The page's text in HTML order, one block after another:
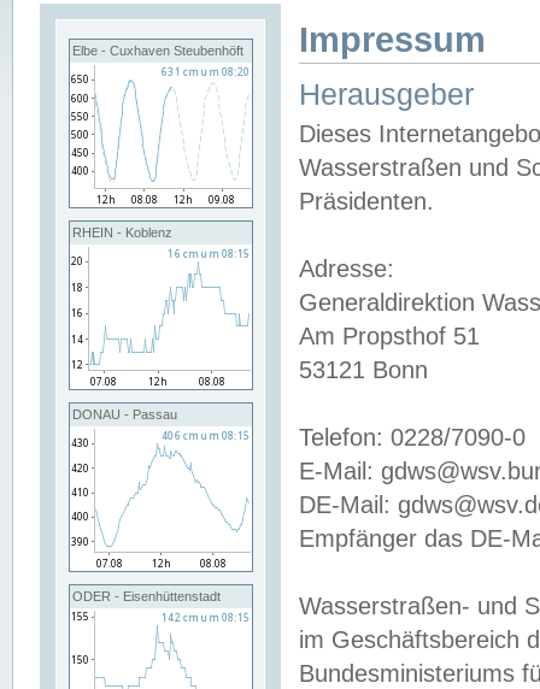
Elbe - Cuxhaven Steubenhöft
RHEIN - Koblenz
DONAU - Passau
ODER - Eisenhüttenstadt
Impressum
Herausgeber
Dieses
Wasserstraßen und
Präsidenten.
Adresse:
Generaldirektion
Am Propsthof 51
53121 Bonn
Telefon: 0228/7090-0
E-Mail:
DE-Mail:
Empfänger das DE-
Wasserstraßen- und
im Geschäftsbereich
Bundesministeriums